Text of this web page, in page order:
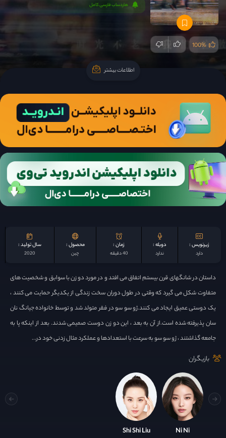
100%
هاردساب فارسی کامل
اطلاعات بیشتر
زیرنویس :
دارد
دوبله :
ندارد
زمان :
40 دقیقه
محصول :
چين
سال تولید :
2020
داستان در شانگهای قرن بیستم اتفاق می افتد و در مورد دو زن با سوابق و شخصیت های
متفاوت شکل می گیرد که وقتی در طول دوران سخت زندگی از یکدیگر حمایت می کنند ،
یک دوستی عمیق ایجاد می کنند.ژو سو سو در فقر متولد شد و توسط خانواده جیانگ نان
سان پذیرفته شده است.از آن به بعد ، این دو زن دوست صمیمی شدند. بعد از اینکه پا به
جامعه گذاشتند ، ژو سو سو به سرعت با استعدادها و عملکرد مثال زدنی خود در...
بازیگران
Ni Ni
Shi Shi Liu